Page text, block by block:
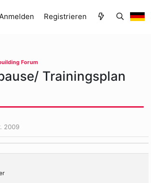
Registrieren
Forum
Trainingsplan
2009